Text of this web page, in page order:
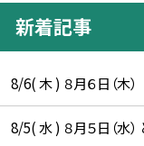
新着記事
8/6( 木 ) ８月６日（木）
8/5( 水 ) ８月５日（水